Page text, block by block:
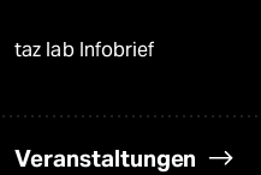
taz lab Infobrief
Veranstaltungen